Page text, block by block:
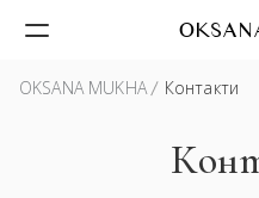
OKSANA MUKHA Контакти